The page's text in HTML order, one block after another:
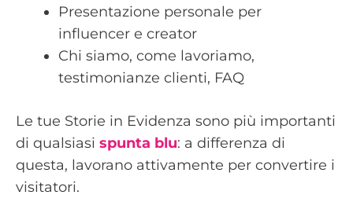
Presentazione personale per
influencer e creator
Chi siamo, come lavoriamo,
testimonianze clienti, FAQ
Le tue Storie in Evidenza sono più importanti
di qualsiasi spunta blu: a differenza di
questa, lavorano attivamente per convertire i
visitatori.